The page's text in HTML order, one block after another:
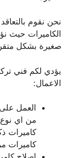
نحن نقوم
الكاميرات حيث
صغيرة بشكل
يؤدي لكم فني
الاعمال:
العمل
من اي
كاميرات
كاميرات